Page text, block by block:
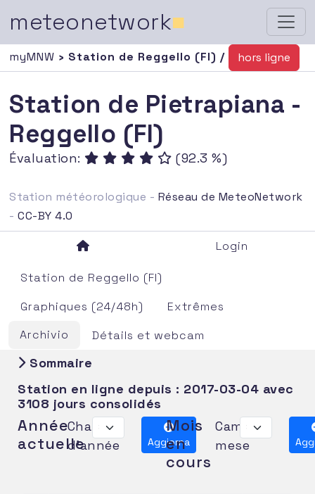
meteonetwork■
myMNW › Station de Reggello (FI) / hors ligne
Station de Pietrapiana -
Reggello (FI)
Évaluation: (92.3 %)
Station météorologique - Réseau de MeteoNetwork
-CC-BY 4.0
Login
Station de Reggello (FI)
Graphiques (24/48h)
Extrêmes
Archivio
Détails et webcam
Sommaire
Station en ligne depuis : 2017-03-04 avec
3108 jours consolidés
Année
actuelle
Changer
d'année
Aggiorna
Mois
en
cours
Cambia
mese